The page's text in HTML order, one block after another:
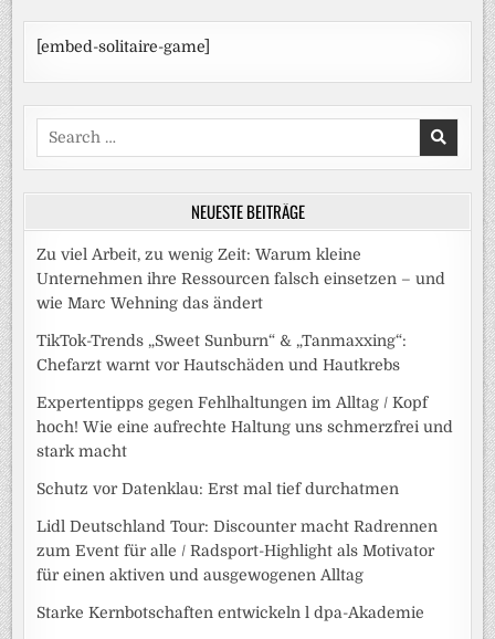
[embed-solitaire-game]
Search
for:
NEUESTE BEITRÄGE
Zu viel Arbeit, zu wenig Zeit: Warum kleine
Unternehmen ihre Ressourcen falsch einsetzen – und
wie Marc Wehning das ändert
TikTok-Trends „Sweet Sunburn“ & „Tanmaxxing“:
Chefarzt warnt vor Hautschäden und Hautkrebs
Expertentipps gegen Fehlhaltungen im Alltag / Kopf
hoch! Wie eine aufrechte Haltung uns schmerzfrei und
stark macht
Schutz vor Datenklau: Erst mal tief durchatmen
Lidl Deutschland Tour: Discounter macht Radrennen
zum Event für alle / Radsport-Highlight als Motivator
für einen aktiven und ausgewogenen Alltag
Starke Kernbotschaften entwickeln l dpa-Akademie